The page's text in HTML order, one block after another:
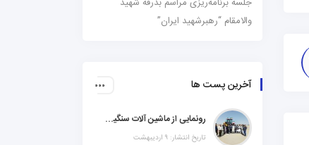
والامقام “رهبرشهید ایران”
آخرین پست ها
رونمایی از ماشین آلات سنگین راهسازی در شهرستانهای ریگان و گنبکی
تاریخ انتشار: ۹ اردیبهشت